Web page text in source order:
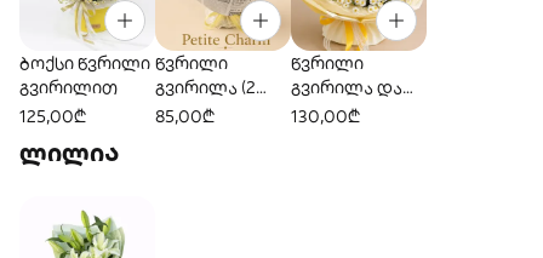
ბოქსი წვრილი
გვირილით
125,00₾
წვრილი
გვირილა (2
კონა)
85,00₾
წვრილი
გვირილა და
ქრიზანთემა
130,00₾
ლილია